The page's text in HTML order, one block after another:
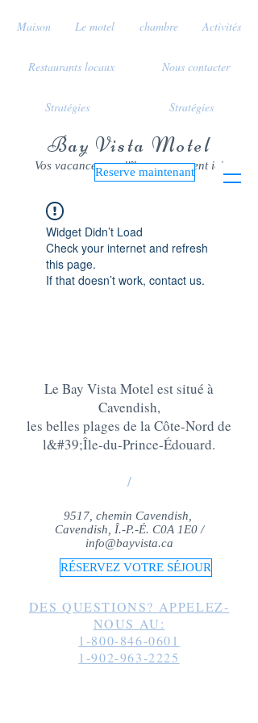
Bay Vista Motel
Vos vacances sur l'île commencent ici
Reserve maintenant
Maison Le motel chambre Activités
Restaurants locaux Nous contacter
Stratégies Stratégies
Widget Didn’t Load
Check your internet and refresh
this page.
If that doesn’t work, contact us.
Le Bay Vista Motel est situé à
Cavendish,
les belles plages de la Côte-Nord de
l&#39;Île-du-Prince-Édouard.
/
9517, chemin Cavendish,
Cavendish, Î.-P.-É. C0A 1E0 /
info@bayvista.ca
RÉSERVEZ VOTRE SÉJOUR
DES QUESTIONS? APPELEZ-
NOUS AU:
1-800-846-0601
1-902-963-2225